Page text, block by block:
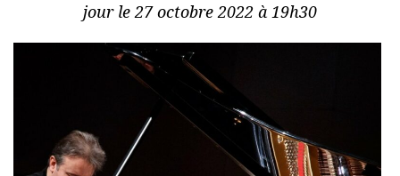
jour le 27 octobre 2022 à 19h30